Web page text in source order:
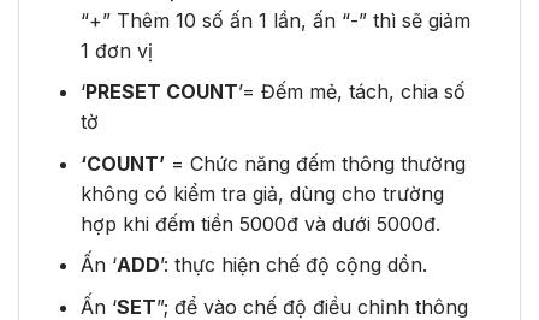
“+” Thêm 10 số ấn 1 lần, ấn “-” thì sẽ giảm
1 đơn vị
‘PRESET COUNT’= Đếm mẻ, tách, chia số
tờ
‘COUNT’= Chức năng đếm thông thường
không có kiểm tra giả, dùng cho trường
hợp khi đếm tiền 5000đ và dưới 5000đ.
Ấn ‘ADD’: thực hiện chế độ cộng dồn.
Ấn ‘SET”; để vào chế độ điều chỉnh thông